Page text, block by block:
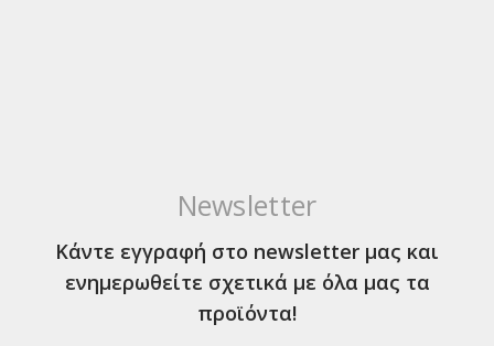
Newsletter
Κάντε εγγραφή στο newsletter μας και
ενημερωθείτε σχετικά με όλα μας τα
προϊόντα!